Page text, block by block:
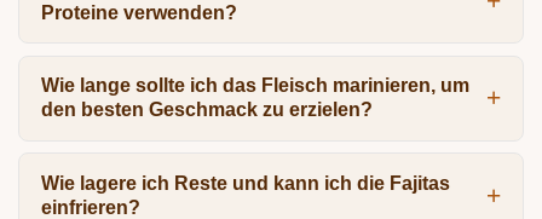
Proteine verwenden?
Wie lange sollte ich das Fleisch marinieren, um
den besten Geschmack zu erzielen?
Wie lagere ich Reste und kann ich die Fajitas
einfrieren?